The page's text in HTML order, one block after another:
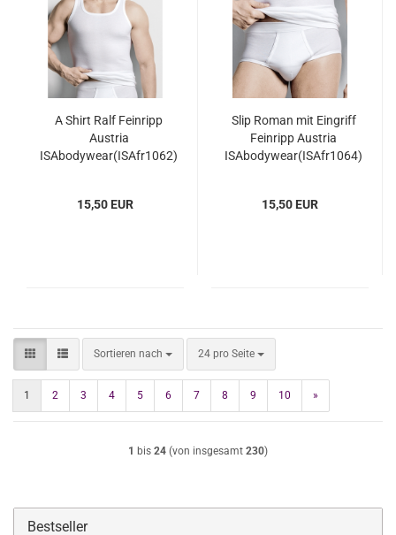
A Shirt Ralf Feinripp
Austria
ISAbodywear(ISAfr1062)
15,50 EUR
Slip Roman mit Eingriff
Feinripp Austria
ISAbodywear(ISAfr1064)
15,50 EUR
Sortieren nach
Sortieren nach 24 pro Seite
pro Seite
1 2 3 4 5 6 7 8 9 10 »
1 bis 24 (von insgesamt 230)
Bestseller